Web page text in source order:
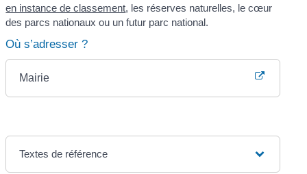
en instance de classement, les réserves naturelles, le cœur
des parcs nationaux ou un futur parc national.
Où s’adresser ?
Mairie
Textes de référence